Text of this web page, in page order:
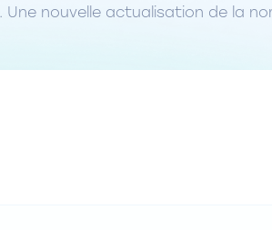
nouvelle actualisation de la